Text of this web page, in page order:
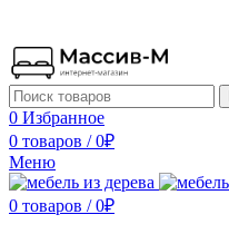
0 Избранное
0 товаров / 0₽
Меню
0 товаров / 0₽